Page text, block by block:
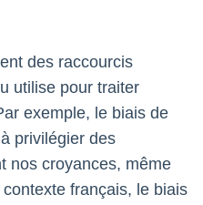
des raccourcis
utilise pour traiter
exemple, le biais de
privilégier des
nos croyances, même
français, le biais